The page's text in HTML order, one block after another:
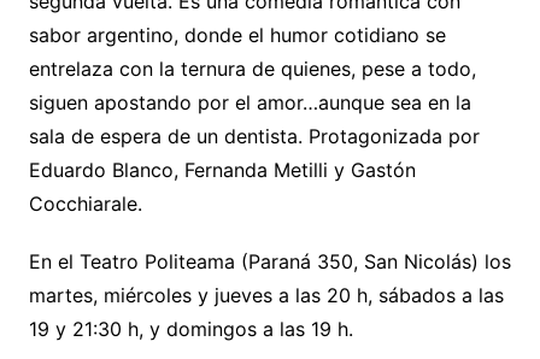
sabor argentino, donde el humor cotidiano se
entrelaza con la ternura de quienes, pese a todo,
siguen apostando por el amor…aunque sea en la
sala de espera de un dentista. Protagonizada por
Eduardo Blanco, Fernanda Metilli y Gastón
Cocchiarale.
En el Teatro Politeama (Paraná 350, San Nicolás) los
martes, miércoles y jueves a las 20 h, sábados a las
19 y 21:30 h, y domingos a las 19 h.